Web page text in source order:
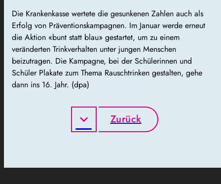
Die Krankenkasse wertete die gesunkenen Zahlen auch als
Erfolg von Präventionskampagnen. Im Januar werde erneut
die Aktion «bunt statt blau» gestartet, um zu einem
veränderten Trinkverhalten unter jungen Menschen
beizutragen. Die Kampagne, bei der Schülerinnen und
Schüler Plakate zum Thema Rauschtrinken gestalten, gehe
dann ins 16. Jahr. (dpa)
Zurück